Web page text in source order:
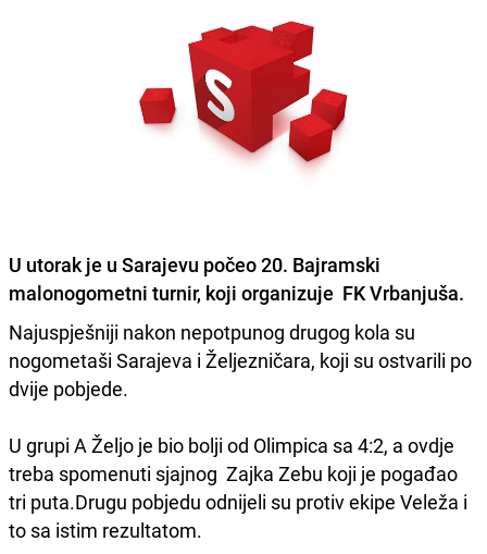
U utorak je u Sarajevu počeo 20. Bajramski
malonogometni turnir, koji organizuje FK Vrbanjuša.
Najuspješniji nakon nepotpunog drugog kola su
nogometaši Sarajeva i Željezničara, koji su ostvarili po
dvije pobjede.
U grupi A Željo je bio bolji od Olimpica sa 4:2, a ovdje
treba spomenuti sjajnog Zajka Zebu koji je pogađao
tri puta.Drugu pobjedu odnijeli su protiv ekipe Veleža i
to sa istim rezultatom.